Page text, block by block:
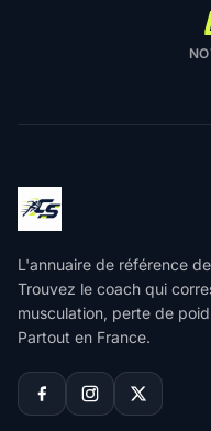
L'annuaire de référence
Trouvez le coach qui
musculation, perte de
Partout en France.